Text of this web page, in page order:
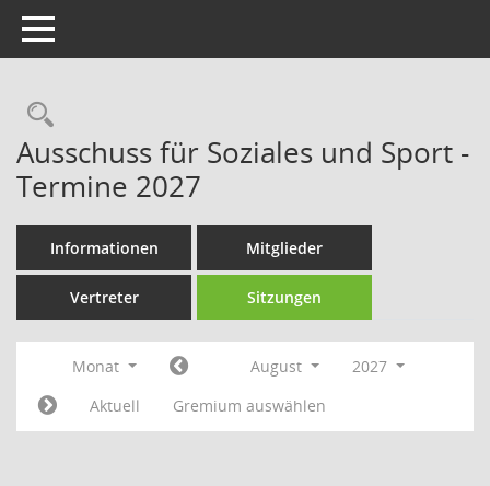
Toggle navigation
Rechercheauswahl
Ausschuss für Soziales und Sport -
Termine 2027
Informationen Mitglieder
Vertreter Sitzungen
Monat August
2027
Aktuell
Gremium auswählen